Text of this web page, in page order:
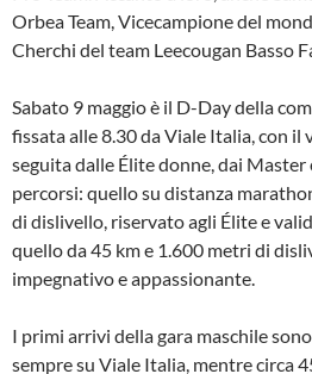
Orbea Team, Vicecampione del
Cherchi del team Leecougan Basso
Sabato 9 maggio è il D-Day della
fissata alle 8.30 da Viale Italia, con il
seguita dalle Élite donne, dai Master
percorsi: quello su distanza
di dislivello, riservato agli Élite e
quello da 45 km e 1.600 metri di
impegnativo e appassionante.
I primi arrivi della gara maschile
sempre su Viale Italia, mentre circa